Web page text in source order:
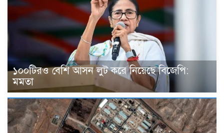
১০০টিরও বেশি আসন লুট করে নিয়েছে বিজেপি:
মমতা